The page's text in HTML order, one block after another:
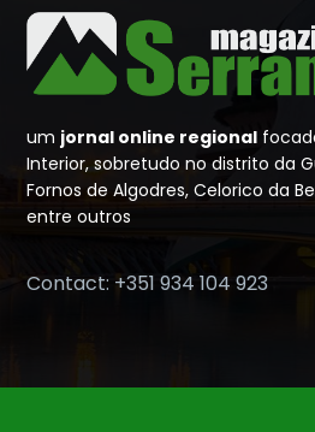
um jornal online regional
Interior, sobretudo no distrito da
Fornos de Algodres, Celorico da
entre outros
Contact: +351 934 104 923